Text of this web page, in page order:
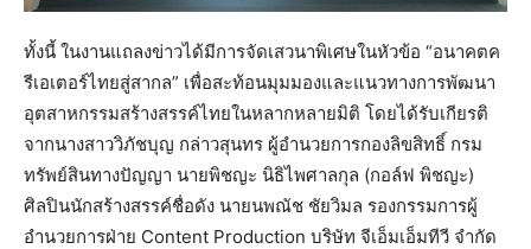
ทั้งนี้ ในงานแถลงข่าวได้มีการจัดเสวนาพิเศษในหัวข้อ “อนาคตค
รีเอเตอร์ไทยสู่สากล” เพื่อสะท้อนมุมมองและแนวทางการพัฒนา
อุตสาหกรรมสร้างสรรค์ไทยในหลากหลายมิติ โดยได้รับเกียรติ
จากนางสาววิภัชบุญ กล่าวสุนทร ผู้อำนวยการกองลิขสิทธิ์ กรม
ทรัพย์สินทางปัญญา นายพิชญะ นิธิไพศาลกุล (กอล์ฟ พิชญะ)
ศิลปินนักสร้างสรรค์ชื่อดัง นายนพณัช ชัยวิมล รองกรรมการผู้
อำนวยการฝ่าย Content Production บริษัท จีเอ็มเอ็มทีวี จำกัด